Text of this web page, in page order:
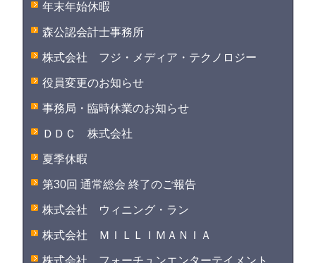
年末年始休暇
森公認会計士事務所
株式会社 フジ・メディア・テクノロジー
役員変更のお知らせ
事務局・臨時休業のお知らせ
ＤＤＣ 株式会社
夏季休暇
第30回 通常総会 終了のご報告
株式会社 ウィニング・ラン
株式会社 ＭＩＬＬＩＭＡＮＩＡ
株式会社 フォーチュンエンターテイメント